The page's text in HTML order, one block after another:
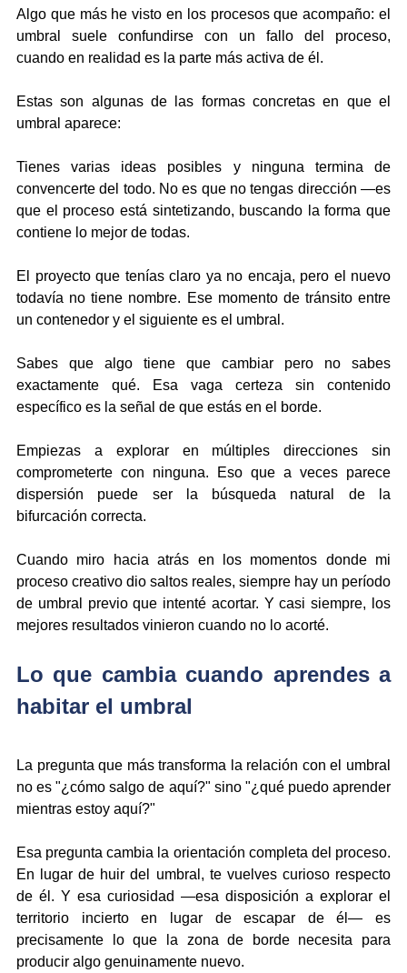
Algo que más he visto en los procesos que acompaño: el
umbral suele confundirse con un fallo del proceso,
cuando en realidad es la parte más activa de él.
Estas son algunas de las formas concretas en que el
umbral aparece:
Tienes varias ideas posibles y ninguna termina de
convencerte del todo. No es que no tengas dirección —es
que el proceso está sintetizando, buscando la forma que
contiene lo mejor de todas.
El proyecto que tenías claro ya no encaja, pero el nuevo
todavía no tiene nombre. Ese momento de tránsito entre
un contenedor y el siguiente es el umbral.
Sabes que algo tiene que cambiar pero no sabes
exactamente qué. Esa vaga certeza sin contenido
específico es la señal de que estás en el borde.
Empiezas a explorar en múltiples direcciones sin
comprometerte con ninguna. Eso que a veces parece
dispersión puede ser la búsqueda natural de la
bifurcación correcta.
Cuando miro hacia atrás en los momentos donde mi
proceso creativo dio saltos reales, siempre hay un período
de umbral previo que intenté acortar. Y casi siempre, los
mejores resultados vinieron cuando no lo acorté.
Lo que cambia cuando aprendes a
habitar el umbral
La pregunta que más transforma la relación con el umbral
no es "¿cómo salgo de aquí?" sino "¿qué puedo aprender
mientras estoy aquí?"
Esa pregunta cambia la orientación completa del proceso.
En lugar de huir del umbral, te vuelves curioso respecto
de él. Y esa curiosidad —esa disposición a explorar el
territorio incierto en lugar de escapar de él— es
precisamente lo que la zona de borde necesita para
producir algo genuinamente nuevo.